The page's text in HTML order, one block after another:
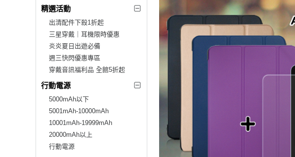
精選活動
出清配件下殺1折起
三星穿戴｜耳機限時優惠
炎炎夏日出遊必備
週三快閃優惠專區
穿戴音訊福利品 全館5折起
行動電源
5000mAh以下
5001mAh-10000mAh
10001mAh-19999mAh
20000mAh以上
行動電源